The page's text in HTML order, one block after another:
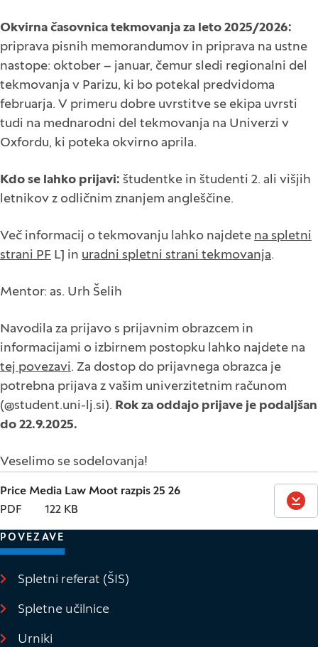
Okvirna časovnica tekmovanja za leto 2025/2026:
priprava pisnih memorandumov in priprava na ustne
nastope: oktober – januar, čemur sledi regionalni del
tekmovanja v Parizu, ki bo potekal predvidoma
februarja. V primeru dobre uvrstitve se ekipa uvrsti
tudi na mednarodni del tekmovanja na Univerzi v
Oxfordu, ki poteka okvirno aprila.
Kdo se lahko prijavi: študentke in študenti 2. ali višjih
letnikov z odličnim znanjem angleščine.
Več informacij o tekmovanju lahko najdete na spletni
strani PF LJ in uradni spletni strani tekmovanja.
Mentor: as. Urh Šelih
Navodila za prijavo s prijavnim obrazcem in
informacijami o izbirnem postopku lahko najdete na
tej povezavi. Za dostop do prijavnega obrazca je
potrebna prijava z vašim univerzitetnim računom
(@student.uni-lj.si). Rok za oddajo prijave je podaljšan
do 22.9.2025.
Veselimo se sodelovanja!
Price Media Law Moot razpis 25 26
PDF
122 KB
POVEZAVE
Spletni referat (ŠIS)
Spletne učilnice
Urniki